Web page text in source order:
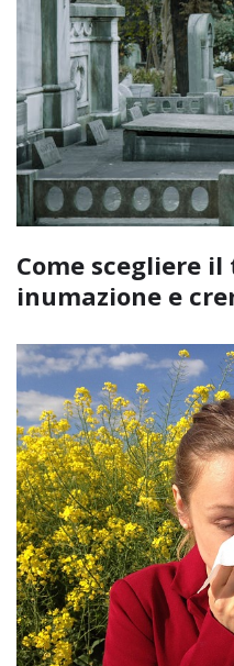
Come scegliere
inumazione e